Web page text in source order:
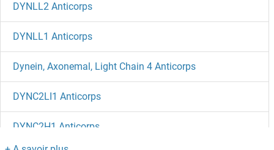
DYNLL2 Anticorps
DYNLL1 Anticorps
Dynein, Axonemal, Light Chain 4 Anticorps
DYNC2LI1 Anticorps
DYNC2H1 Anticorps